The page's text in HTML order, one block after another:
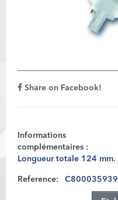
Share on Facebook!
Informations
complémentaires :
Longueur totale 124 mm.
Reference: C800035939